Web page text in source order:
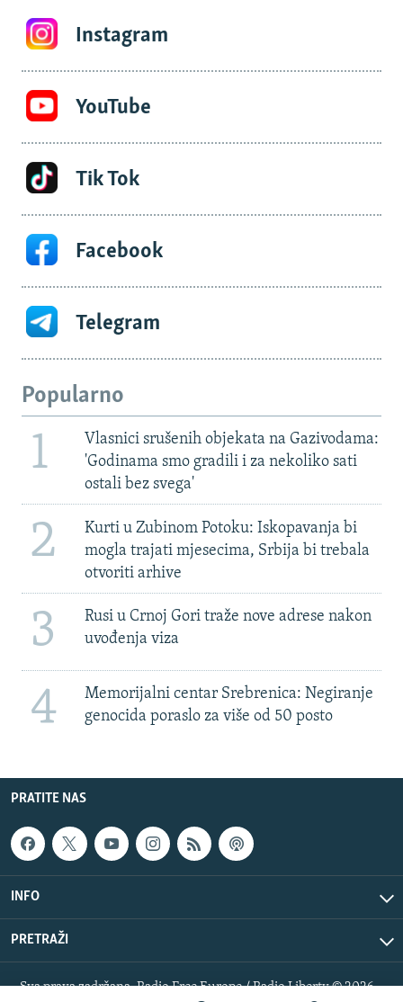
Instagram
YouTube
Tik Tok
Facebook
Telegram
Popularno
1
Vlasnici srušenih objekata na Gazivodama:
'Godinama smo gradili i za nekoliko sati
ostali bez svega'
2
Kurti u Zubinom Potoku: Iskopavanja bi
mogla trajati mjesecima, Srbija bi trebala
otvoriti arhive
3
Rusi u Crnoj Gori traže nove adrese nakon
uvođenja viza
4
Memorijalni centar Srebrenica: Negiranje
genocida poraslo za više od 50 posto
PRATITE NAS
INFO
PRETRAŽI
Sva prava zadržana. Radio Free Europe / Radio Liberty © 2026